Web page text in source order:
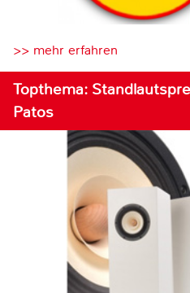
>> mehr erfahren
Topthema:
Patos